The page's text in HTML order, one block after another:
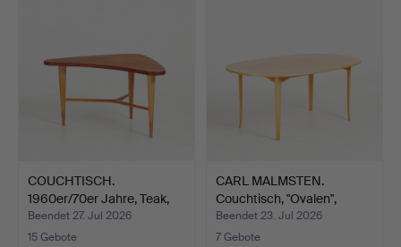
COUCHTISCH.
1960er/70er Jahre, Teak,
Jason…
Beendet 27. Jul 2026
15 Gebote
CARL MALMSTEN.
Couchtisch, "Ovalen",
Birke…
Beendet 23. Jul 2026
7 Gebote